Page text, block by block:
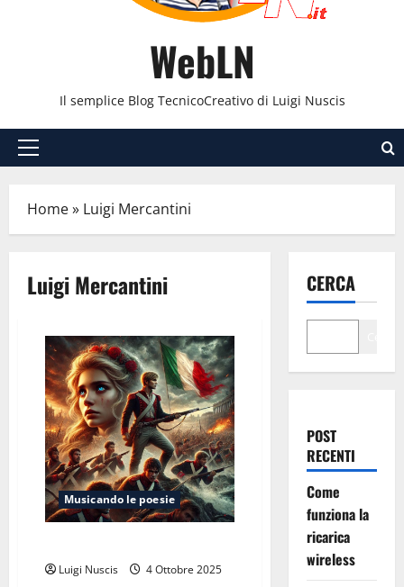
WebLN
Il semplice Blog TecnicoCreativo di Luigi Nuscis
Menu
Home» Luigi Mercantini
Luigi Mercantini
Musicando le poesie
Luigi Nuscis 4 Ottobre 2025
CERCA
POST
RECENTI
Come
funziona la
ricarica
wireless